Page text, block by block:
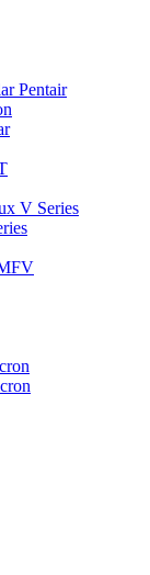
Pentair
V Series